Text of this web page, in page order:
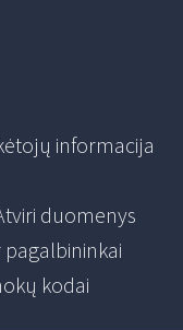
informacija
duomenys
pagalbininkai
kodai